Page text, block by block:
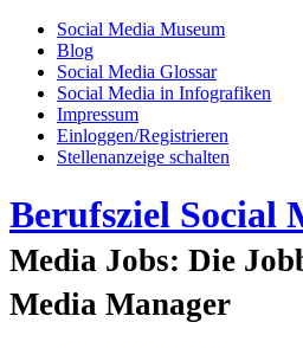
Social Media Museum
Blog
Social Media Glossar
Social Media in Infografiken
Impressum
Einloggen/Registrieren
Stellenanzeige schalten
Berufsziel Social
Media Jobs: Die
Media Manager